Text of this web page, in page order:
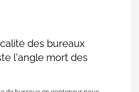
des bureaux
l'angle mort des